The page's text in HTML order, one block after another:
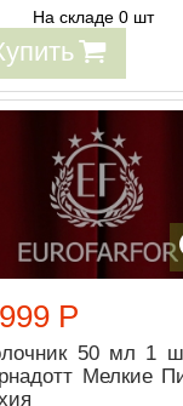
На складе 0 шт
Р
50 мл 1
Мелкие